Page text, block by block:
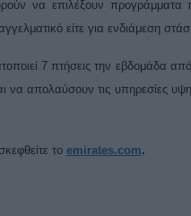
να επιλέξουν
είτε για ενδιάμεση
7 πτήσεις την εβδομάδα
να απολαύσουν τις υπηρεσίες
το emirates.com.